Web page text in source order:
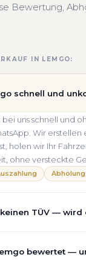
Bewertung,
IN LEMGO:
schnell und
uns schnell und
Wir
holen wir Ihr
ohne versteckte
TÜV —
in Lemgo an.
bewertet —